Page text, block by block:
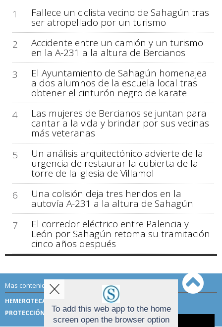
1 Fallece un ciclista vecino de Sahagún tras
ser atropellado por un turismo
2
Accidente entre un camión y un turismo
en la A-231 a la altura de Bercianos
3
El Ayuntamiento de Sahagún homenajea
a dos alumnos de la escuela local tras
obtener el cinturón negro de karate
4
Las mujeres de Bercianos se juntan para
cantar a la vida y brindar por sus vecinas
más veteranas
5
Un análisis arquitectónico advierte de la
urgencia de restaurar la cubierta de la
torre de la iglesia de Villamol
6
Una colisión deja tres heridos en la
autovía A-231 a la altura de Sahagún
7
El corredor eléctrico entre Palencia y
León por Sahagún retoma su tramitación
cinco años después
Mas contenido de Sahagún Digital:
HEMEROTECA
TÉRMINOS DE USO
PROTECCIÓN DE DATOSTo add this web app to the home
screen open the browser option
Aviso sobre el Uso de cookies: